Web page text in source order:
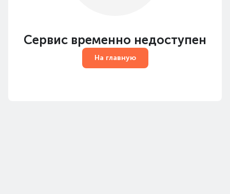
Сервис временно недоступен
На главную